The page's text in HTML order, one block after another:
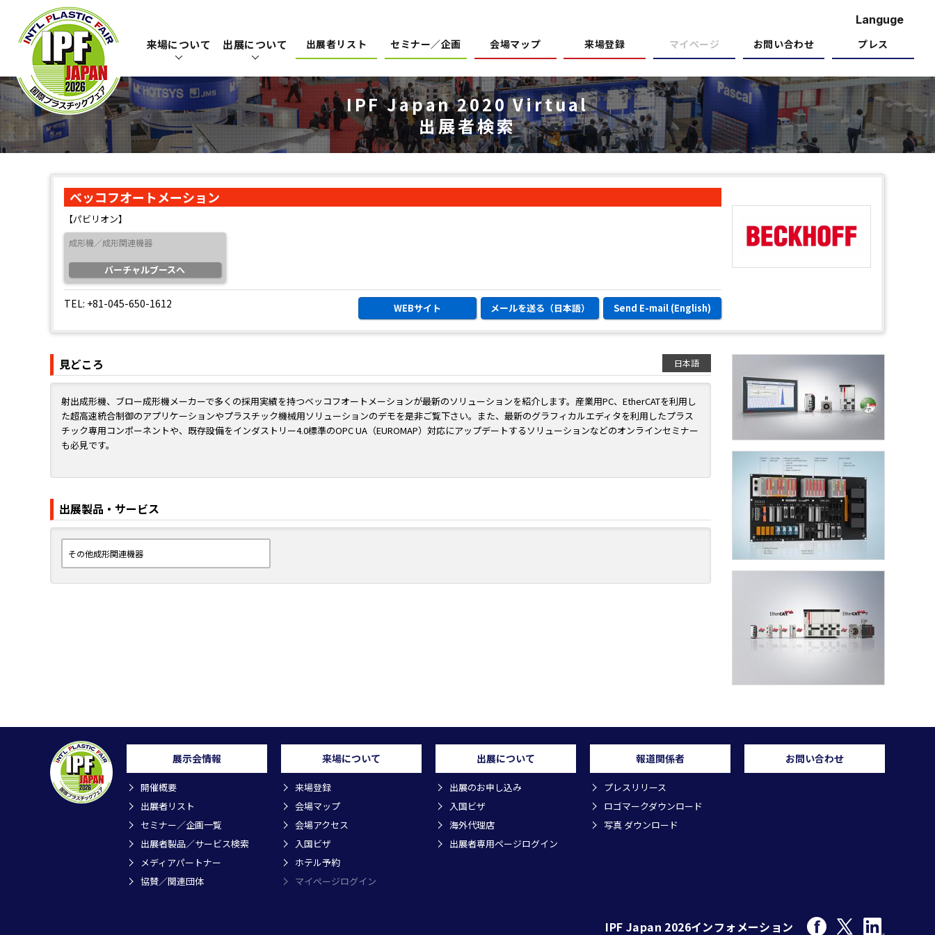
Languge
来場について 出展について 出展者リスト セミナー／企画 会場マップ 来場登録 マイページ お問い合わせ プレス
IPF Japan 2020Virtual
出展者検索
ベッコフオートメーション
【パビリオン】
成形機／成形関連機器
バーチャルブースへ
TEL: +81-045-650-1612 WEBサイト メールを送る（日本語） Send E-mail (English)
見どころ 日本語
射出成形機、ブロー成形機メーカーで多くの採用実績を持つベッコフオートメーションが最新のソリューションを紹介します。産業用PC、EtherCATを利用し
た超高速統合制御のアプリケーションやプラスチック機械用ソリューションのデモを是非ご覧下さい。また、最新のグラフィカルエディタを利用したプラス
チック専用コンポーネントや、既存設備をインダストリー4.0標準のOPC UA（EUROMAP）対応にアップデートするソリューションなどのオンラインセミナー
も必見です。
出展製品・サービス
その他成形関連機器
展示会情報
開催概要
出展者リスト
セミナー／企画一覧
出展者製品／サービス検索
メディアパートナー
協賛／関連団体
来場について
来場登録
会場マップ
会場アクセス
入国ビザ
ホテル予約
マイページログイン
出展について
出展のお申し込み
入国ビザ
海外代理店
出展者専用ページログイン
報道関係者
プレスリリース
ロゴマークダウンロード
写真 ダウンロード
お問い合わせ
IPF Japan 2026インフォメーション